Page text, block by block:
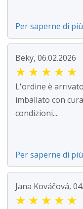
Per saperne di più
Beky, 06.02.2026
★ ★ ★ ★ ★
L'ordine è
imballato con
condizioni....
Per saperne di più
Jana Kováčová,
★ ★ ★ ★ ★